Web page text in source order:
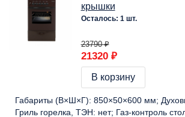
крышки
Осталось: 1 шт.
23790 ₽
21320 ₽
В корзину
Габариты (В×Ш×Г): 850×50×600 мм
Гриль горелка, ТЭН: нет Газ-контроль